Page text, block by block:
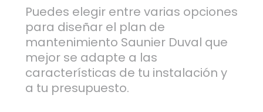
Puedes elegir entre varias opciones
para diseñar el plan de
mantenimiento Saunier Duval que
mejor se adapte a las
características de tu instalación y
a tu presupuesto.